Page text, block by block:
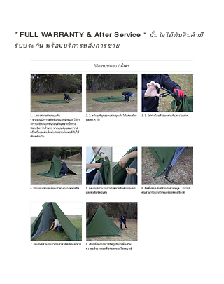
*FULL WARRANTY & After Service * มั่นใจได้กับสินค้ามี
รับประกัน พร้อมบริการหลังการขาย